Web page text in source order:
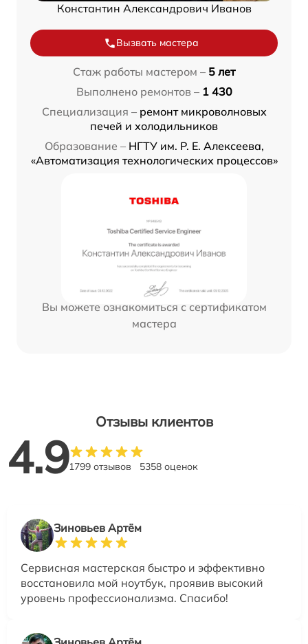
Константин Александрович Иванов
Вызвать мастера
Стаж работы мастером – 5 лет
Выполнено ремонтов – 1 430
Специализация – ремонт микроволновых
печей и холодильников
Образование – НГТУ им. Р. Е. Алексеева,
«Автоматизация технологических процессов»
Вы можете ознакомиться с сертификатом
мастера
Отзывы клиентов
4.91799 отзывов 5358 оценок
Зиновьев Артём
Сервисная мастерская быстро и эффективно
восстановила мой ноутбук, проявив высокий
уровень профессионализма. Спасибо!